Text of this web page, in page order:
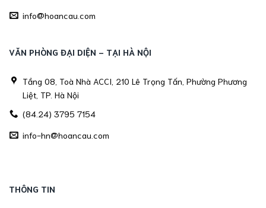
info@hoancau.com
VĂN PHÒNG ĐẠI DIỆN - TẠI HÀ NỘI
Tầng 08, Toà Nhà ACCI, 210 Lê Trọng Tấn, Phường Phương
Liệt, TP. Hà Nội
(84.24) 3795 7154
info-hn@hoancau.com
THÔNG TIN